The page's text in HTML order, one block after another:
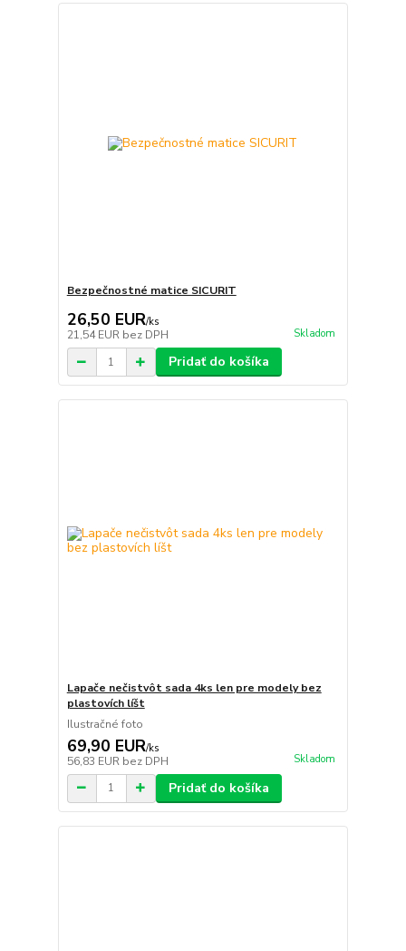
Bezpečnostné matice SICURIT
26,50 EUR/ks
21,54 EUR bez DPH Skladom
Pridať do košíka
Lapače nečistvôt sada 4ks len pre modely bez
plastovích líšt
Ilustračné foto
69,90 EUR/ks
56,83 EUR bez DPH Skladom
Pridať do košíka